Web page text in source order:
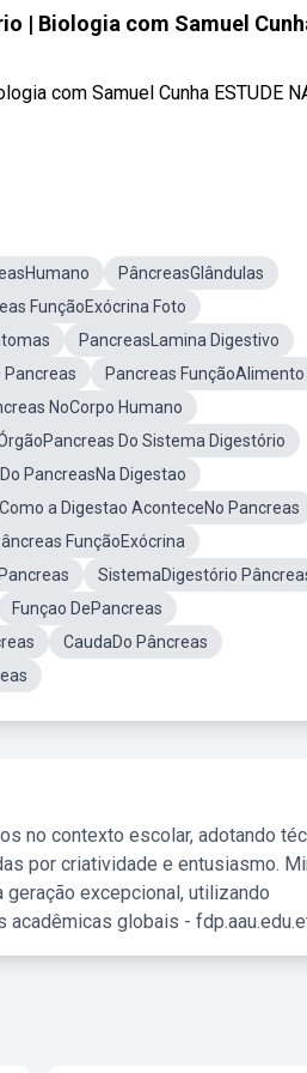
| Biologia com Samuel
com Samuel Cunha ESTUDE
PâncreasGlândulas
FunçãoExócrina Foto
PancreasLamina Digestivo
Pancreas FunçãoAlimento
NoCorpo Humano
Do Sistema Digestório
PancreasNa Digestao
Como a Digestao AconteceNo Pancreas
FunçãoExócrina
SistemaDigestório
Funçao DePancreas
CaudaDo Pâncreas
no contexto escolar, adotando
por criatividade e entusiasmo.
excepcional, utilizando
globais -